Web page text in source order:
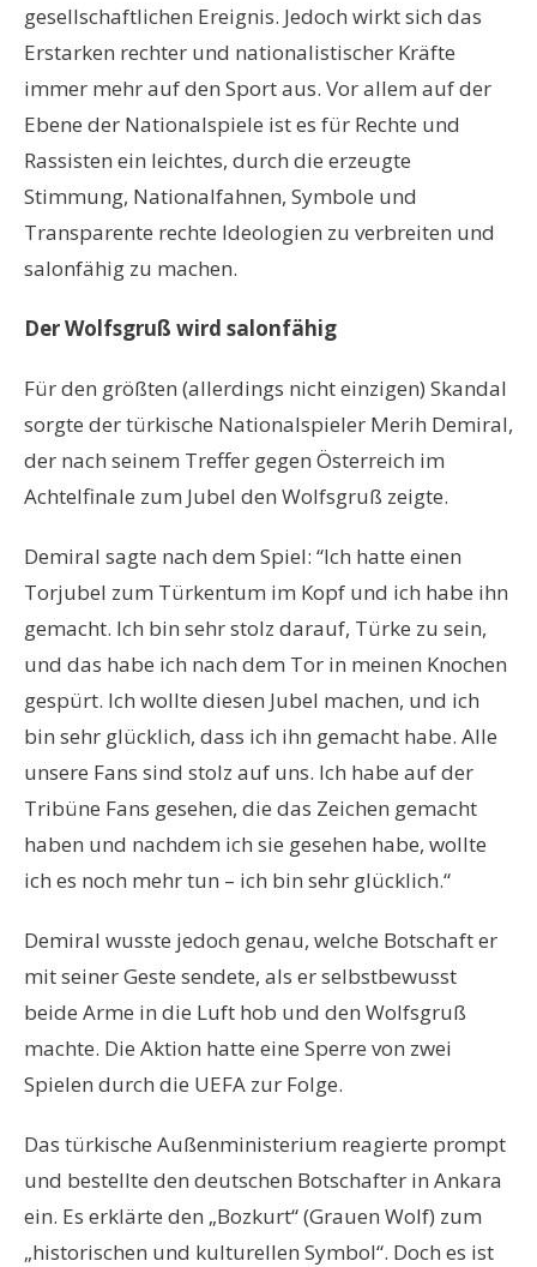
gesellschaftlichen Ereignis. Jedoch wirkt sich das
Erstarken rechter und nationalistischer Kräfte
immer mehr auf den Sport aus. Vor allem auf der
Ebene der Nationalspiele ist es für Rechte und
Rassisten ein leichtes, durch die erzeugte
Stimmung, Nationalfahnen, Symbole und
Transparente rechte Ideologien zu verbreiten und
salonfähig zu machen.
Der Wolfsgruß wird salonfähig
Für den größten (allerdings nicht einzigen) Skandal
sorgte der türkische Nationalspieler Merih Demiral,
der nach seinem Treffer gegen Österreich im
Achtelfinale zum Jubel den Wolfsgruß zeigte.
Demiral sagte nach dem Spiel: “Ich hatte einen
Torjubel zum Türkentum im Kopf und ich habe ihn
gemacht. Ich bin sehr stolz darauf, Türke zu sein,
und das habe ich nach dem Tor in meinen Knochen
gespürt. Ich wollte diesen Jubel machen, und ich
bin sehr glücklich, dass ich ihn gemacht habe. Alle
unsere Fans sind stolz auf uns. Ich habe auf der
Tribüne Fans gesehen, die das Zeichen gemacht
haben und nachdem ich sie gesehen habe, wollte
ich es noch mehr tun – ich bin sehr glücklich.“
Demiral wusste jedoch genau, welche Botschaft er
mit seiner Geste sendete, als er selbstbewusst
beide Arme in die Luft hob und den Wolfsgruß
machte. Die Aktion hatte eine Sperre von zwei
Spielen durch die UEFA zur Folge.
Das türkische Außenministerium reagierte prompt
und bestellte den deutschen Botschafter in Ankara
ein. Es erklärte den „Bozkurt“ (Grauen Wolf) zum
„historischen und kulturellen Symbol“. Doch es ist